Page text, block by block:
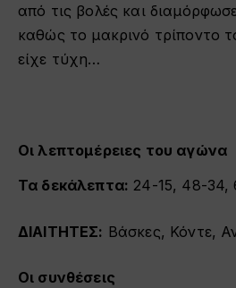
από τις βολές και
καθώς το μακρινό τρίποντο
είχε τύχη…
Οι λεπτομέρειες του αγώνα
Τα δεκάλεπτα: 24-15, 48-34,
ΔΙΑΙΤΗΤΕΣ: Βάσκες, Κόντε,
Οι συνθέσεις